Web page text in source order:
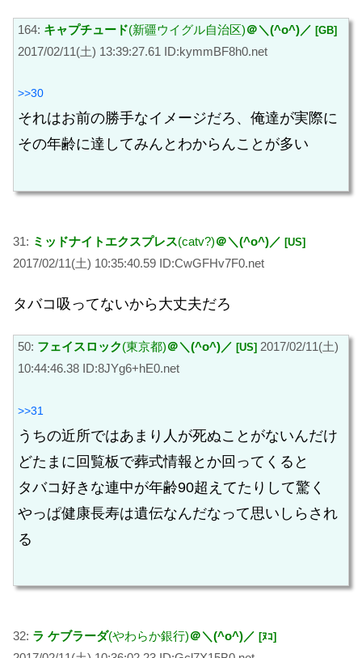
164: キャプチュード(新疆ウイグル自治区)＠＼(^o^)／ [GB]
2017/02/11(土) 13:39:27.61 ID:kymmBF8h0.net
>>30
それはお前の勝手なイメージだろ、俺達が実際に
その年齢に達してみんとわからんことが多い
31: ミッドナイトエクスプレス(catv?)＠＼(^o^)／ [US]
2017/02/11(土) 10:35:40.59 ID:CwGFHv7F0.net
タバコ吸ってないから大丈夫だろ
50: フェイスロック(東京都)＠＼(^o^)／ [US] 2017/02/11(土)
10:44:46.38 ID:8JYg6+hE0.net
>>31
うちの近所ではあまり人が死ぬことがないんだけ
どたまに回覧板で葬式情報とか回ってくると
タバコ好きな連中が年齢90超えてたりして驚く
やっぱ健康長寿は遺伝なんだなって思いしらされ
る
32: ラ ケブラーダ(やわらか銀行)＠＼(^o^)／ [ﾇｺ]